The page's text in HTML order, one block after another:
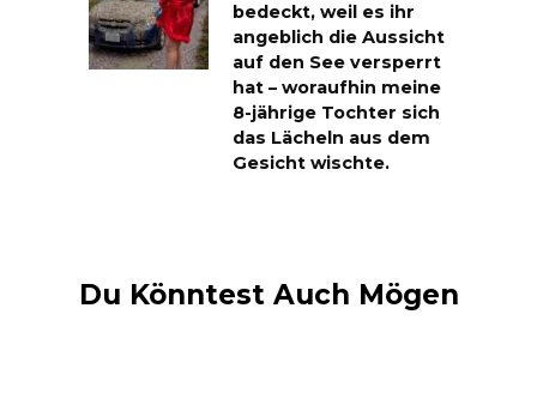
bedeckt, weil es ihr
angeblich die Aussicht
auf den See versperrt
hat – woraufhin meine
8-jährige Tochter sich
das Lächeln aus dem
Gesicht wischte.
Du Könntest Auch Mögen